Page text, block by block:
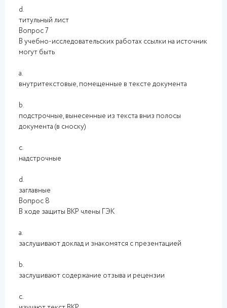
d.
титульный лист
Вопрос 7
В учебно-исследовательских работах ссылки на источник
могут быть
a.
внутритекстовые, помещенные в тексте документа
b.
подстрочные, вынесенные из текста вниз полосы
документа (в сноску)
c.
надстрочные
d.
заглавные
Вопрос 8
В ходе защиты ВКР члены ГЭК
a.
заслушивают доклад и знакомятся с презентацией
b.
заслушивают содержание отзыва и рецензии
c.